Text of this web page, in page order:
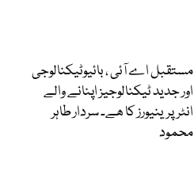
مستقبل اے آئی ، بائیوٹیکنالوجی
اور جدید ٹیکنالوجیز اپنانے والے
انٹرپرینیورز کا ھے۔ سردار طاہر
محمود